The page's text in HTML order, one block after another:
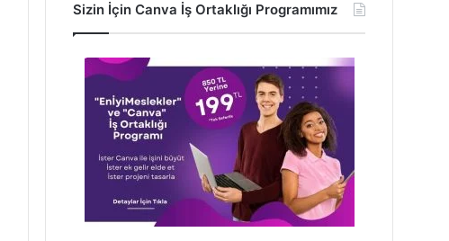
Sizin İçin Canva İş Ortaklığı Programımız